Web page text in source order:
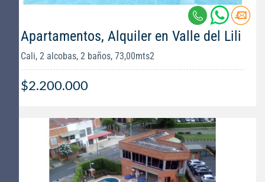
Apartamentos, Alquiler en Valle del Lili
Cali, 2 alcobas, 2 baños, 73,00mts2
$2.200.000